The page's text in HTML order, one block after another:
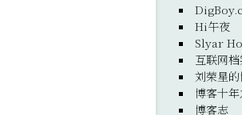
Hi午夜
Slyar
互联网
刘荣星
博客十
博客志